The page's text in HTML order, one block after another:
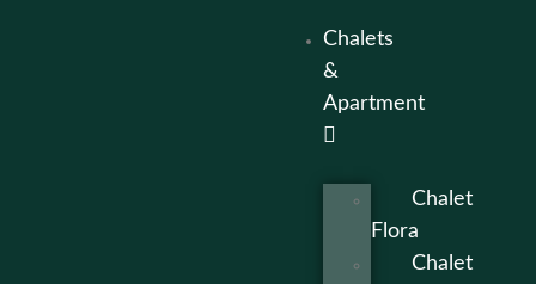
Chalets
&
Apartment
Chalet
Flora
Chalet